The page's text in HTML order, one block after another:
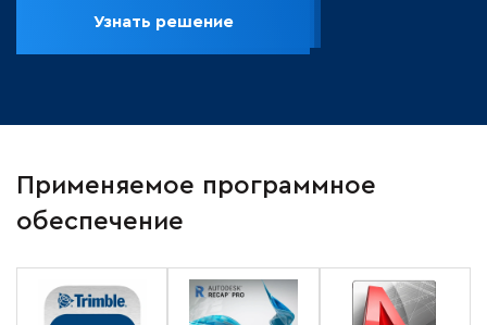
Узнать решение
Применяемое программное
обеспечение